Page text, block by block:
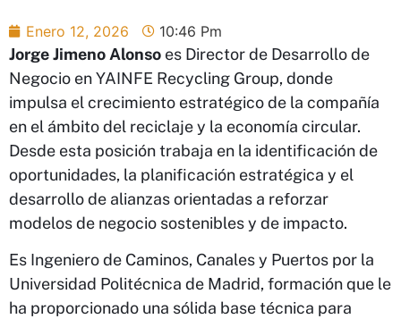
Enero 12, 2026 10:46 Pm
Jorge Jimeno Alonso es Director de Desarrollo de
Negocio en YAINFE Recycling Group, donde
impulsa el crecimiento estratégico de la compañía
en el ámbito del reciclaje y la economía circular.
Desde esta posición trabaja en la identificación de
oportunidades, la planificación estratégica y el
desarrollo de alianzas orientadas a reforzar
modelos de negocio sostenibles y de impacto.
Es Ingeniero de Caminos, Canales y Puertos por la
Universidad Politécnica de Madrid, formación que le
ha proporcionado una sólida base técnica para